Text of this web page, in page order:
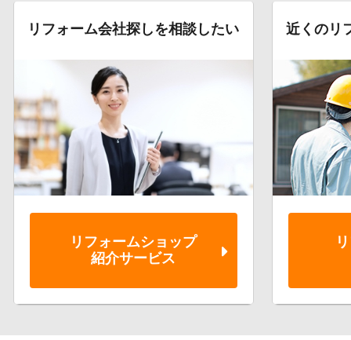
リフォーム会社探しを相談したい
リフォームショップ
紹介サービス
近くのリ